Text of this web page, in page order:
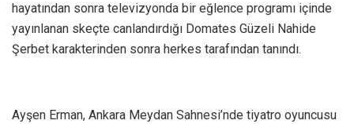
hayatından sonra televizyonda bir eğlence programı içinde
yayınlanan skeçte canlandırdığı Domates Güzeli Nahide
Şerbet karakterinden sonra herkes tarafından tanındı.
Ayşen Erman, Ankara Meydan Sahnesi’nde tiyatro oyuncusu